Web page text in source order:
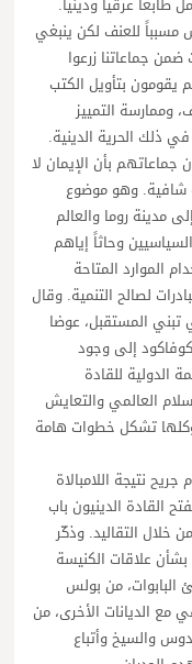
مسبباً للعنف لكن ينبغي
جماعاتنا زرعوا
يقومون بتأويل الكتب
وممارسة التمييز
ذلك الحرية الدينية.
جماعاتهم بأن الإيمان لا
شافية. وهو موضوع
مدينة روما والعالم
وحاثاً إياهم
الموارد المتاحة
لصالح التنمية. وقال
تبني المستقبل، عوضا
إلى وجود
الدولية للقادة
العالمي والتعايش
تشكل خطوات هامة
نتيجة اللامبالاة
القادة الدينيون باب
خلال التقاليد. وذكّر
علاقات الكنيسة
البابوات، من بولس
مع الديانات الأخرى، من
والسيخ وأتباع